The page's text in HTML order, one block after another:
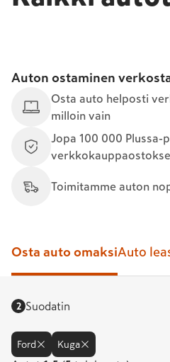
Auton ostaminen
Osta auto helposti
milloin vain
Jopa 100 000 Plussa-
Toimitamme auton
Osta auto omaksiAuto
2 Suodatin
Ford Kuga